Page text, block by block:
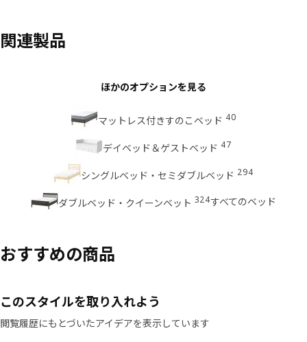
関連製品
ほかのオプションを見る
マットレス付きすのこベッド 40
デイベッド＆ゲストベッド 47
シングルベッド・セミダブルベッド 294
ダブルベッド・クイーンベット 324すべてのベッド
おすすめの商品
このスタイルを取り入れよう
閲覧履歴にもとづいたアイデアを表示しています